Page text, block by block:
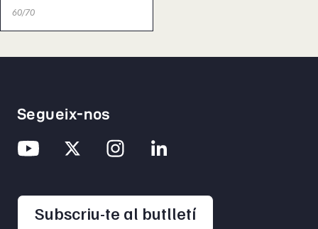
60/70
Segueix-nos
Subscriu-te al butlletíopens in a new